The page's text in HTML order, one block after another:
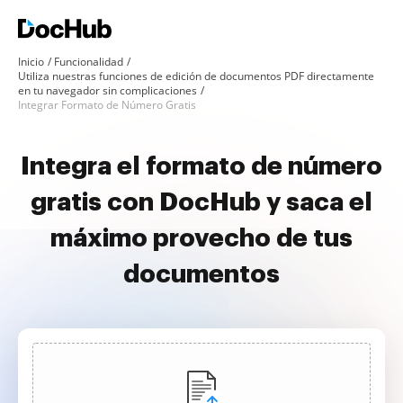
Inicio
Funcionalidad
Utiliza nuestras funciones de edición de documentos PDF directamente
en tu navegador sin complicaciones
Integrar Formato de Número Gratis
Integra el formato de número
gratis con DocHub y saca el
máximo provecho de tus
documentos